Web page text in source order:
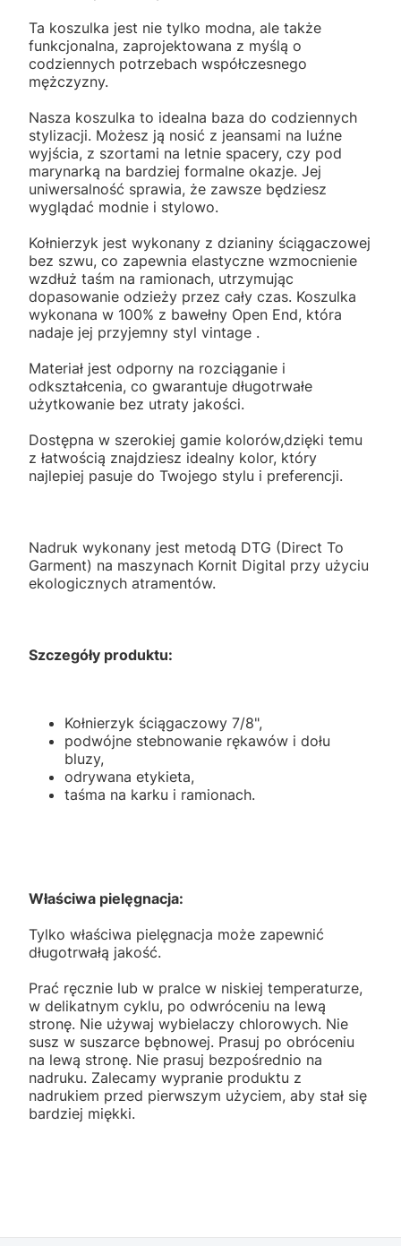
Ta koszulka jest nie tylko modna, ale także
funkcjonalna, zaprojektowana z myślą o
codziennych potrzebach współczesnego
mężczyzny.
Nasza koszulka to idealna baza do codziennych
stylizacji. Możesz ją nosić z jeansami na luźne
wyjścia, z szortami na letnie spacery, czy pod
marynarką na bardziej formalne okazje. Jej
uniwersalność sprawia, że zawsze będziesz
wyglądać modnie i stylowo.
Kołnierzyk jest wykonany z dzianiny ściągaczowej
bez szwu, co zapewnia elastyczne wzmocnienie
wzdłuż taśm na ramionach, utrzymując
dopasowanie odzieży przez cały czas. Koszulka
wykonana w 100% z bawełny Open End, która
nadaje jej przyjemny styl vintage .
Materiał jest odporny na rozciąganie i
odkształcenia, co gwarantuje długotrwałe
użytkowanie bez utraty jakości.
Dostępna w szerokiej gamie kolorów,dzięki temu
z łatwością znajdziesz idealny kolor, który
najlepiej pasuje do Twojego stylu i preferencji.
Nadruk wykonany jest metodą DTG (Direct To
Garment) na maszynach Kornit Digital przy użyciu
ekologicznych atramentów.
Szczegóły produktu:
Kołnierzyk ściągaczowy 7/8",
podwójne stebnowanie rękawów i dołu
bluzy,
odrywana etykieta,
taśma na karku i ramionach.
Właściwa pielęgnacja:
Tylko właściwa pielęgnacja może zapewnić
długotrwałą jakość.
Prać ręcznie lub w pralce w niskiej temperaturze,
w delikatnym cyklu, po odwróceniu na lewą
stronę. Nie używaj wybielaczy chlorowych. Nie
susz w suszarce bębnowej. Prasuj po obróceniu
na lewą stronę. Nie prasuj bezpośrednio na
nadruku. Zalecamy wypranie produktu z
nadrukiem przed pierwszym użyciem, aby stał się
bardziej miękki.